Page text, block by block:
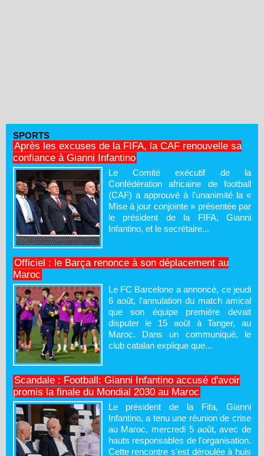
SPORTS
Après les excuses de la FIFA, la CAF renouvelle sa
confiance à Gianni Infantino
Le Comité exécutif de la
Confédération africaine de football
(CAF) a approuvé à l'unanimité la «
Mise à jour conjointe » présentée par
le président de la FIFA, Gianni
Infantino, et le secrétaire...
Officiel : le Barça renonce à son déplacement au
Maroc
Le FC Barcelone a annoncé, ce jeudi
6 août, l'annulation du match amical
que son équipe première devait
disputer le 15 août à Tanger, au
Maroc. Dans un communiqué, le
club catalan explique que...
Scandale : Football: Gianni Infantino accusé d'avoir
promis la finale du Mondial 2030 au Maroc
Le président de la Fifa, Gianni
Infantino, a tenu une réunion de crise
au Maroc, mercredi 5 août, avec de
hauts responsables de l'organisation.
Cette rencontre s'est déroulée à huis